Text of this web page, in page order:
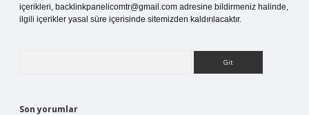
içerikleri, backlinkpanelicomtr@gmail.com adresine bildirmeniz halinde,
ilgili içerikler yasal süre içerisinde sitemizden kaldırılacaktır.
Son yorumlar